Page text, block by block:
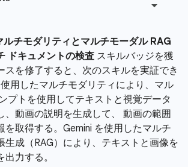
チモダリティとマルチモーダル RAG
ドキュメントの検査 スキルバッジを獲
スを修了すると、次のスキルを実証でき
用したマルチモダリティにより、マル
プトを使用してテキストと視覚データ
、動画の説明を生成して、 動画の範囲
を取得する。Gemini を使用したマルチ
生成（RAG）により、テキストと画像を
力する。